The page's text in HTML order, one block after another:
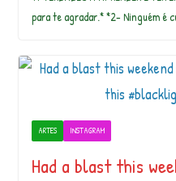
para te agradar.* *2- Ninguém é
ARTES INSTAGRAM
Had a blast this